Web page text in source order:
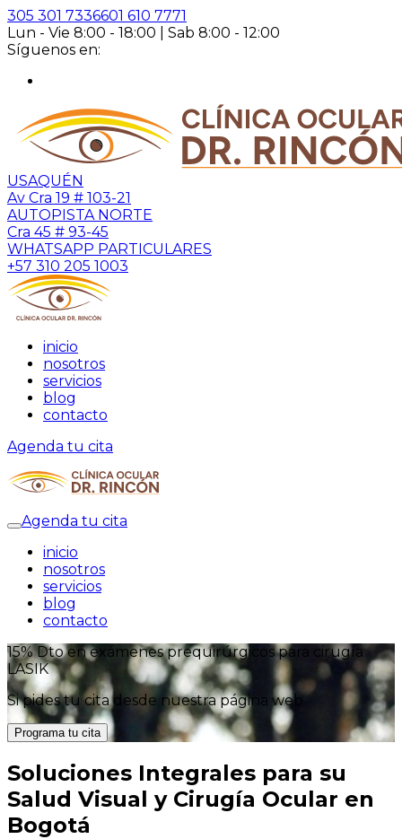
305 301 7336601 610 7771
Lun - Vie 8:00 - 18:00 | Sab 8:00 - 12:00
Síguenos en:
USAQUÉN
Av Cra 19 # 103-21
AUTOPISTA NORTE
Cra 45 # 93-45
WHATSAPP PARTICULARES
+57 310 205 1003
inicio
nosotros
servicios
blog
contacto
Agenda tu cita
Agenda tu cita
inicio
nosotros
servicios
blog
contacto
15% Dto en exámenes prequirúrgicos para cirugía
LASIK
Si pides tu cita desde nuestra página web
Programa tu cita
Soluciones Integrales para su
Salud Visual y Cirugía Ocular en
Bogotá